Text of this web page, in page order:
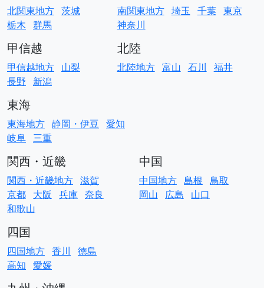
北関東地方 茨城
栃木 群馬
南関東地方 埼玉 千葉 東京
神奈川
甲信越
甲信越地方 山梨
長野
新潟
北陸
北陸地方 富山 石川 福井
東海
東海地方 静岡・伊豆 愛知
岐阜 三重
関西・近畿
関西・近畿地方 滋賀
京都 大阪 兵庫 奈良
和歌山
中国
中国地方 島根 鳥取
岡山
広島 山口
四国
四国地方 香川
徳島
高知 愛媛